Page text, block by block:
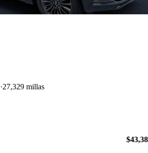
27,329 millas